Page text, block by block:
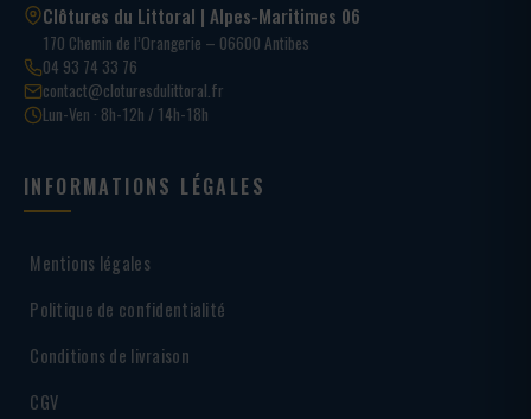
Clôtures du Littoral | Alpes-Maritimes 06
170 Chemin de l’Orangerie – 06600 Antibes
04 93 74 33 76
contact@cloturesdulittoral.fr
Lun-Ven · 8h-12h / 14h-18h
INFORMATIONS LÉGALES
Mentions légales
Politique de confidentialité
Conditions de livraison
CGV